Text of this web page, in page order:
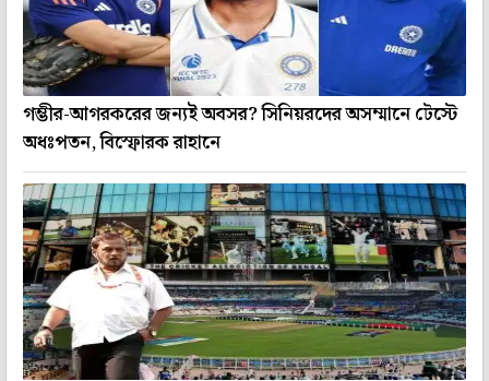
গম্ভীর-আগরকরের জন্যই অবসর? সিনিয়রদের অসম্মানে টেস্টে
অধঃপতন, বিস্ফোরক রাহানে